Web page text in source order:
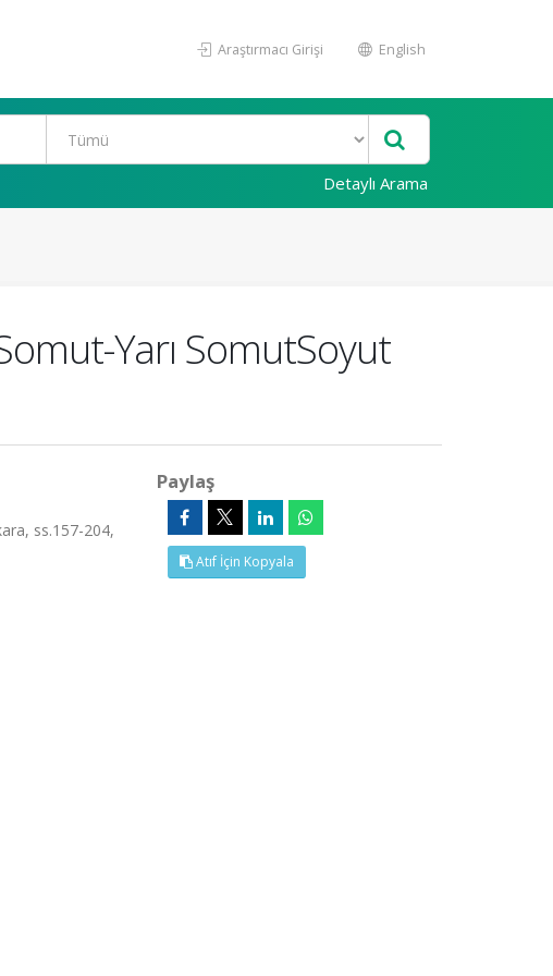
Araştırmacı Girişi English
Detaylı Arama
Yarı SomutSoyut
ss.157-204,
Paylaş
Atıf İçin Kopyala